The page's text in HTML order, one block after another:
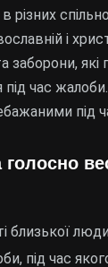
і
заборони, які
час жалоби.
під
близької
під час